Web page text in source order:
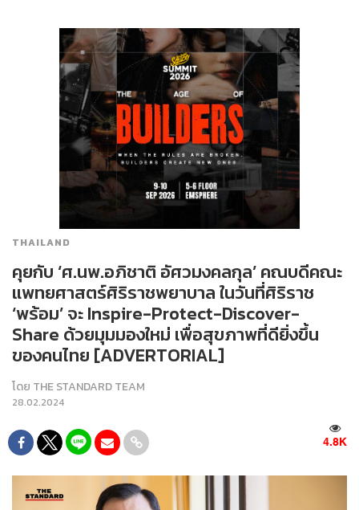
THAILAND
คุยกับ ‘ศ.นพ.อภิชาติ​ อัศวมงคล​กุล’​ คณบดีคณะ​
แพทยศาสตร์​ศิริราช​พยาบาล ในวันที่ศิริราช
‘พร้อม’ จะ Inspire-Protect-Discover-
Share ด้วยมุมมองใหม่ เพื่อสุขภาพที่ดียิ่งขึ้น
ของคนไทย [ADVERTORIAL]
โดย THE STANDARD TEAM
28.02.2024
4.8K